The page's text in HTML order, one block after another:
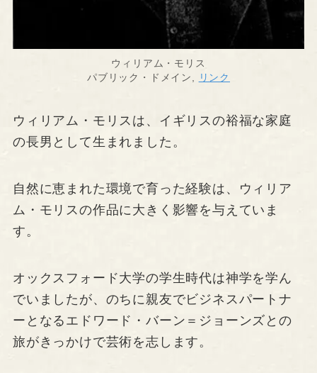
ウィリアム・モリス
パブリック・ドメイン,
リンク
ウィリアム・モリスは、イギリスの裕福な家庭
の長男として生まれました。
自然に恵まれた環境で育った経験は、ウィリア
ム・モリスの作品に大きく影響を与えていま
す。
オックスフォード大学の学生時代は神学を学ん
でいましたが、のちに親友でビジネスパートナ
ーとなるエドワード・バーン＝ジョーンズとの
旅がきっかけで芸術を志します。